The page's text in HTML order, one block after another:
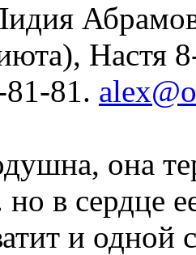
Настя
81.
она
но в сердце
и одной